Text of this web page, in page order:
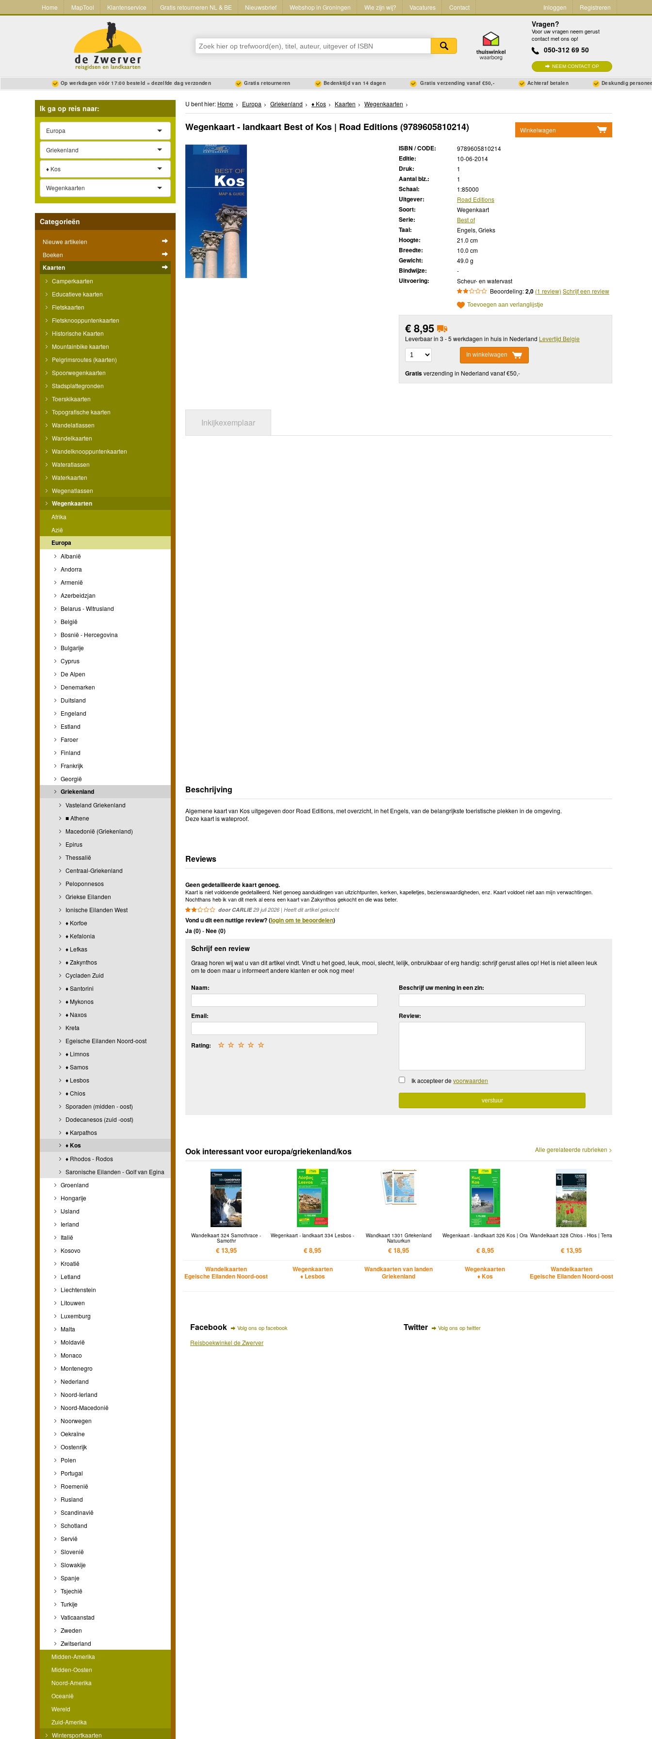
Home MapTool Klantenservice Gratis retourneren NL & BE Nieuwsbrief Webshop in Groningen Wie zijn wij? Vacatures Contact Inloggen Registreren
Vragen?
Voor uw vragen neem gerust
contact met ons op!
050-312 69 50
NEEM CONTACT OP
Op werkdagen vóór 17:00 besteld = dezelfde dag verzonden Gratis retourneren Bedenktijd van 14 dagen Gratis verzending vanaf €50,- Achteraf betalen Deskundig
Ik ga op reis naar:
Europa
Griekenland
♦ Kos
Wegenkaarten
Categorieën
Nieuwe artikelen
Boeken
Kaarten
Camperkaarten
Educatieve kaarten
Fietskaarten
Fietsknooppuntenkaarten
Historische Kaarten
Mountainbike kaarten
Pelgrimsroutes (kaarten)
Spoorwegenkaarten
Stadsplattegronden
Toerskikaarten
Topografische kaarten
Wandelatlassen
Wandelkaarten
Wandelknooppuntenkaarten
Wateratlassen
Waterkaarten
Wegenatlassen
Wegenkaarten
Afrika
Azië
Europa
Albanië
Andorra
Armenië
Azerbeidzjan
Belarus - Witrusland
België
Bosnië - Hercegovina
Bulgarije
Cyprus
De Alpen
Denemarken
Duitsland
Engeland
Estland
Faroer
Finland
Frankrijk
Georgië
Griekenland
Vasteland Griekenland
■ Athene
Macedonië (Griekenland)
Epirus
Thessalië
Centraal-Griekenland
Peloponnesos
Griekse Eilanden
Ionische Eilanden West
♦ Korfoe
♦ Kefalonia
♦ Lefkas
♦ Zakynthos
Cycladen Zuid
♦ Santorini
♦ Mykonos
♦ Naxos
Kreta
Egeische Eilanden Noord-oost
♦ Limnos
♦ Samos
♦ Lesbos
♦ Chios
Sporaden (midden - oost)
Dodecanesos (zuid -oost)
♦ Karpathos
♦ Kos
♦ Rhodos - Rodos
Saronische Eilanden - Golf van Egina
Groenland
Hongarije
IJsland
Ierland
Italië
Kosovo
Kroatië
Letland
Liechtenstein
Litouwen
Luxemburg
Malta
Moldavië
Monaco
Montenegro
Nederland
Noord-Ierland
Noord-Macedonië
Noorwegen
Oekraïne
Oostenrijk
Polen
Portugal
Roemenië
Rusland
Scandinavië
Schotland
Servië
Slovenië
Slowakije
Spanje
Tsjechië
Turkije
Vaticaanstad
Zweden
Zwitserland
Midden-Amerika
Midden-Oosten
Noord-Amerika
Oceanië
Wereld
Zuid-Amerika
Wintersportkaarten
U bent hier: Home Europa Griekenland ♦ Kos Kaarten Wegenkaarten
Winkelwagen
Wegenkaart - landkaart Best of Kos | Road Editions(9789605810214)
ISBN / CODE: 9789605810214
Editie: 10-06-2014
Druk: 1
Aantal blz.: 1
Schaal: 1:85000
Uitgever: Road Editions
Soort: Wegenkaart
Serie: Best of
Taal: Engels, Grieks
Hoogte: 21.0 cm
Breedte: 10.0 cm
Gewicht: 49.0 g
Bindwijze: -
Uitvoering:
Scheur- en watervast
Beoordeling:2,0 (1 review) Schrijf een review
Toevoegen aan verlanglijstje
€8,95
Leverbaar in 3 - 5 werkdagen in huis in Nederland Levertijd Belgie
In winkelwagen
Gratisverzending in Nederland vanaf €50,-
Inkijkexemplaar
Beschrijving
Algemene kaart van Kos uitgegeven door Road Editions, met overzicht, in het Engels, van de belangrijkste toeristische plekken in de omgeving.
Deze kaart is wateproof.
Reviews
Geen gedetailleerde kaart genoeg.
Kaart is niet voldoende gedetailleerd. Niet genoeg aanduidingen van uitzichtpunten, kerken, kapelletjes, bezienswaardigheden, enz. Kaart voldoet niet aan mijn verwachtingen.
Nochthans heb ik van dit merk al eens een kaart van Zakynthos gekocht en die was beter.
door CARLIE29 juli 2026 | Heeft dit artikel gekocht
Vond u dit een nuttige review? (login om te beoordelen)
Ja (0)-Nee (0)
Schrijf een review
Graag horen wij wat u van dit artikel vindt. Vindt u het goed, leuk, mooi, slecht, lelijk, onbruikbaar of erg handig: schrijf gerust alles op! Het is niet alleen leuk
om te doen maar u informeert andere klanten er ook nog mee!
Naam:
Email:
Rating: ☆
☆
☆
☆
☆
Beschrijf uw mening in een zin:
Review:
Ik accepteer devoorwaarden
Alle gerelateerde rubrieken >
Ook interessant voor europa/griekenland/kos
Wandelkaart 324 Samothrace -
Samothr
€ 13,95
Wandelkaarten
Egeische Eilanden Noord-oost
Wegenkaart - landkaart 334 Lesbos -
€ 8,95
Wegenkaarten
♦ Lesbos
Wandkaart 1301 Griekenland
Natuurkun
€ 18,95
Wandkaarten van landen
Griekenland
Wegenkaart - landkaart 326 Kos | Ora
€ 8,95
Wegenkaarten
♦ Kos
Wandelkaart 328 Chios - Hios | Terra
€ 13,95
Wandelkaarten
Egeische Eilanden Noord-oost
Facebook Volg ons op facebook
Reisboekwinkel de Zwerver
Twitter Volg ons op twitter